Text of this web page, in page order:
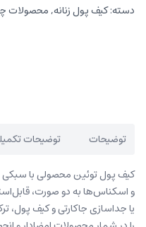
دسته:کیف پول زنانه,محصولات
توضیحات توضیحات
کیف پول توئین محصولی با
و اسکناس‌ها به دو صورت،
یا جداسازی جاکارتی و کیف